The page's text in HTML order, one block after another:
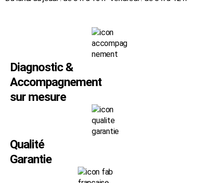
Diagnostic &
Accompagnement
sur mesure
Qualité
Garantie